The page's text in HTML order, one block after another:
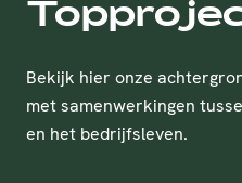
Bekijk hier onze
met samenwerkingen
en het bedrijfsleven.